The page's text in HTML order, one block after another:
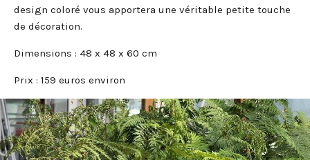
design coloré vous apportera une véritable petite touche
de décoration.
Dimensions : 48 x 48 x 60 cm
Prix : 159 euros environ